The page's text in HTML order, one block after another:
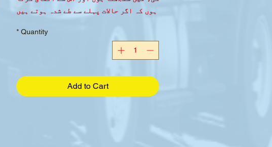
ہوں کہ اگر حالات پہلے سے طے شدہ ہوتے ہیں
منسوخ، کورس کی فیس دوبارہ ادا کرنے کی
Quantity
*
Add to Cart